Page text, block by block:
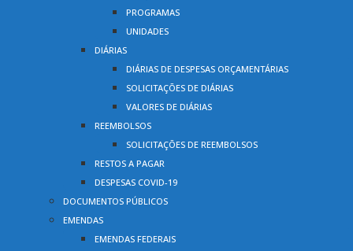
PROGRAMAS
UNIDADES
DIÁRIAS
DIÁRIAS DE DESPESAS ORÇAMENTÁRIAS
SOLICITAÇÕES DE DIÁRIAS
VALORES DE DIÁRIAS
REEMBOLSOS
SOLICITAÇÕES DE REEMBOLSOS
RESTOS A PAGAR
DESPESAS COVID-19
DOCUMENTOS PÚBLICOS
EMENDAS
EMENDAS FEDERAIS